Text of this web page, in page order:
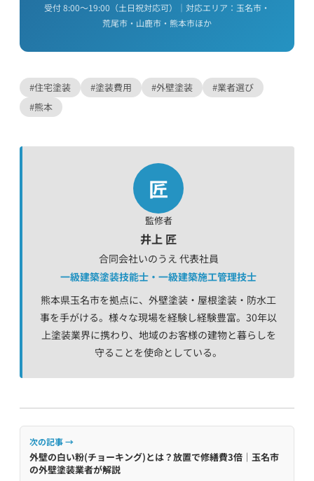
受付 8:00〜19:00（土日祝対応可）｜対応エリア：玉名市・
荒尾市・山鹿市・熊本市ほか
#住宅塗装 #塗装費用 #外壁塗装
#業者選び
#熊本
匠
監修者
井上 匠
合同会社いのうえ 代表社員
一級建築塗装技能士・一級建築施工管理技士
熊本県玉名市を拠点に、外壁塗装・屋根塗装・防水工
事を手がける。様々な現場を経験し経験豊富。30年以
上塗装業界に携わり、地域のお客様の建物と暮らしを
守ることを使命としている。
次の記事 →
外壁の白い粉(チョーキング)とは？放置で修繕費3倍｜玉名市
の外壁塗装業者が解説